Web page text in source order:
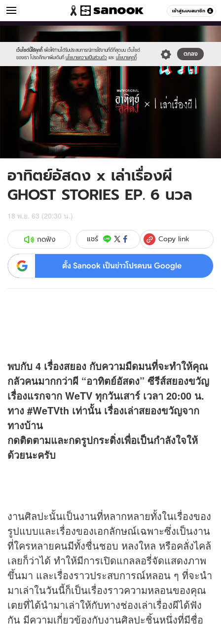
เข้าสู่ระบบสมาชิก
ดูดวง หมวดอื่นๆ
เว็บไซต์นี้ใช้คุกกี้ เพื่อให้ท่านได้รับประสบการณ์การใช้งานที่ดีที่สุดบน เว็บไซต์
ของเรา โปรดศึกษาเพิ่มเติมที่ นโยบายความเป็นส่วนตัว และ นโยบายคุกกี้
ตกลง
//s.isanook.com/sr/0/images/logo-
new-
sanook.png
//s.isanook.com/ho/0/ud/39/195141/356890.jpg
อาทิตย์อัสดง x เล่าเรื่องผี
GHOST STORIES EP. 6 นวล
18 พ.ย. 63 (20:30 น.)
กดฟัง แชร์ Copy link
ตั้ง Sanook เป็นข่าวโปรดบน Google
พบกับ 4 เรื่องสยอง กับความมืดมนที่จะทำให้คุณ
กลัวคนมากกว่าผี “อาทิตย์อัสดง” ซีรีส์สยองขวัญ
เรื่องแรกจาก WeTV ทุกวันเสาร์ เวลา 20:00 น.
ทาง #WeTVth เท่านั้น เรื่องเล่าสยองขวัญจาก
ทางบ้าน
กดติดตามและกดรูปกระดิ่งเพื่อเป็นกำลังใจให้
ด้วยนะครับ
งานศิลปะนั้นเป็นงานที่หลากหลายทั้งในเรื่องของ
รูปแบบและเรื่องของเอกลักษณ์เฉพาะซึ่งเป็นงาน
ที่ใครหลายคนมีทั้งชื่นชอบ หลงใหล หรือคลั่งไคล้
เลยก็ว่าได้ ทำให้มีการเปิดแกลลอรี่จัดแสดงภาพ
ขึ้นมา และเรื่องราวประสบการณ์หลอน ๆ ที่จะนำ
มาเล่าในวันนี้ก็เป็นเรื่องราวความหลอนของคุณ
เตยที่ได้นำมาเล่าให้กับทางช่องเล่าเรื่องผีได้ฟัง
กัน มีความเกี่ยวข้องกับงานศิลปะชิ้นหนึ่งที่มีชื่อ